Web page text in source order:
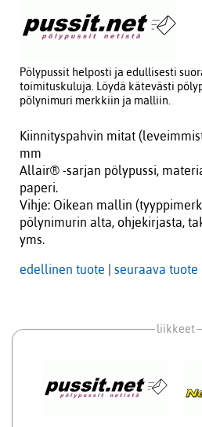
Pölypussit helposti ja edullisesti
toimituskuluja. Löydä kätevästi
pölynimuri merkkiin ja malliin.
Kiinnityspahvin mitat
mm
Allair® -sarjan pölypussi,
paperi.
Vihje: Oikean mallin
pölynimurin alta, ohjekirjasta,
yms.
edellinen tuote seuraava tuote
liikkeet